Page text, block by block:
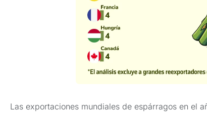
Las exportaciones mundiales de espárragos en el